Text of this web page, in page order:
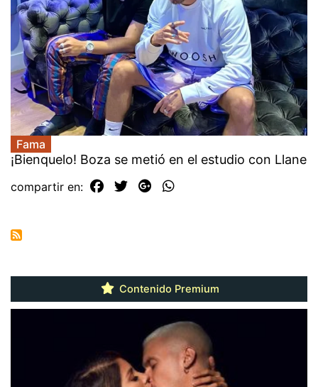
Fama
¡Bienquelo! Boza se metió en el estudio con Llane
compartir en:
Contenido Premium